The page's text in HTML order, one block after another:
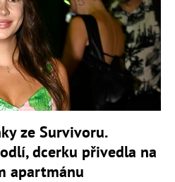
ze Survivoru.
dcerku přivedla na
apartmánu